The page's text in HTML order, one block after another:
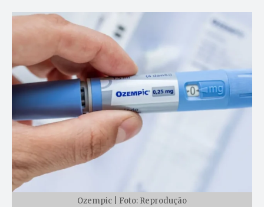
Ozempic | Foto: Reprodução